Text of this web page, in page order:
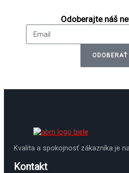
Odoberajte náš
Email
ODOBERAŤ
Kvalita a spokojnosť zákazníka je
Kontakt